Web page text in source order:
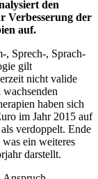
den
Verbesserung der
auf.
, Sprech-, Sprach-
gilt
nicht valide
haben sich
im Jahr 2015 auf
verdoppelt. Ende
ein weiteres
darstellt.